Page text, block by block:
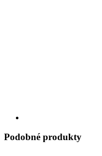
Podobné produkty